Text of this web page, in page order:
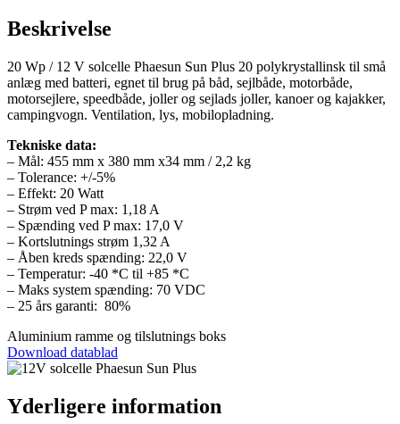
Beskrivelse
20 Wp / 12 V solcelle Phaesun Sun Plus 20 polykrystallinsk til små
anlæg med batteri, egnet til brug på båd, sejlbåde, motorbåde,
motorsejlere, speedbåde, joller og sejlads joller, kanoer og kajakker,
campingvogn. Ventilation, lys, mobilopladning.
Tekniske data:
– Mål: 455 mm x 380 mm x34 mm / 2,2 kg
– Tolerance: +/-5%
– Effekt: 20 Watt
– Strøm ved P max: 1,18 A
– Spænding ved P max: 17,0 V
– Kortslutnings strøm 1,32 A
– Åben kreds spænding: 22,0 V
– Temperatur: -40 *C til +85 *C
– Maks system spænding: 70 VDC
– 25 års garanti: 80%
Aluminium ramme og tilslutnings boks
Download datablad
Yderligere information